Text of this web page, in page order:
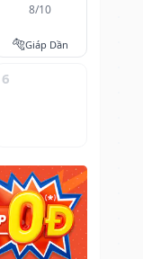
8/10
🐅Giáp Dần
6